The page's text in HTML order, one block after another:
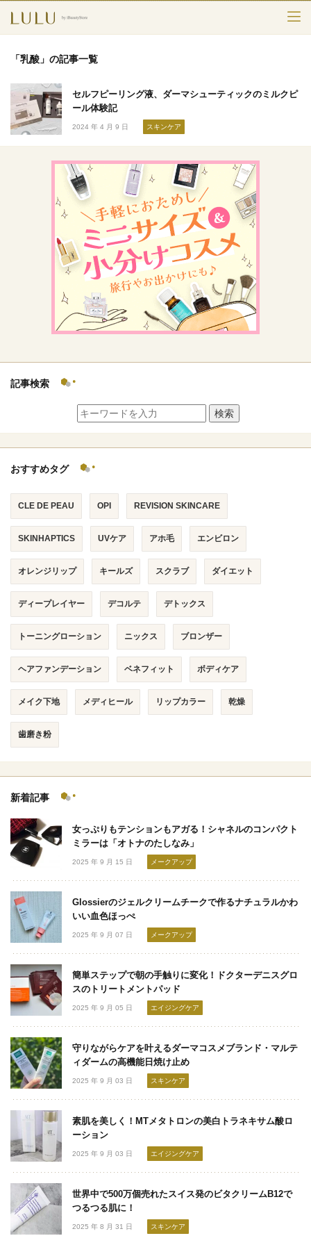
スキンケア
メークアップ
エイジングケア
フレグランス
ボディ＆ヘア
ライフスタイル
検索
「乳酸」の記事一覧
セルフピーリング液、ダーマシューティックのミルクピ
ール体験記
2024 年 4 月 9 日 スキンケア
記事検索
検索
おすすめタグ
CLE DE PEAU OPI REVISION SKINCARE
SKINHAPTICS UVケア アホ毛 エンビロン
オレンジリップ キールズ スクラブ ダイエット
ディープレイヤー デコルテ デトックス
トーニングローション ニックス ブロンザー
ヘアファンデーション ベネフィット ボディケア
メイク下地 メディヒール リップカラー 乾燥
歯磨き粉
新着記事
女っぷりもテンションもアガる！シャネルのコンパクト
ミラーは「オトナのたしなみ」
2025 年 9 月 15 日 メークアップ
Glossierのジェルクリームチークで作るナチュラルかわ
いい血色ほっぺ
2025 年 9 月 07 日 メークアップ
簡単ステップで朝の手触りに変化！ドクターデニスグロ
スのトリートメントパッド
2025 年 9 月 05 日 エイジングケア
守りながらケアを叶えるダーマコスメブランド・マルテ
ィダームの高機能日焼け止め
2025 年 9 月 03 日 スキンケア
素肌を美しく！MTメタトロンの美白トラネキサム酸ロ
ーション
2025 年 9 月 03 日 エイジングケア
世界中で500万個売れたスイス発のビタクリームB12で
つるつる肌に！
2025 年 8 月 31 日 スキンケア